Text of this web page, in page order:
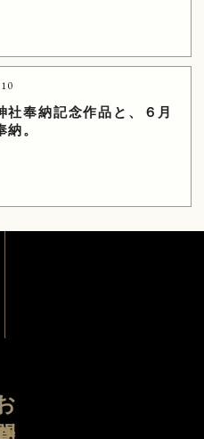
社奉納記念作品と、６月
。
せ